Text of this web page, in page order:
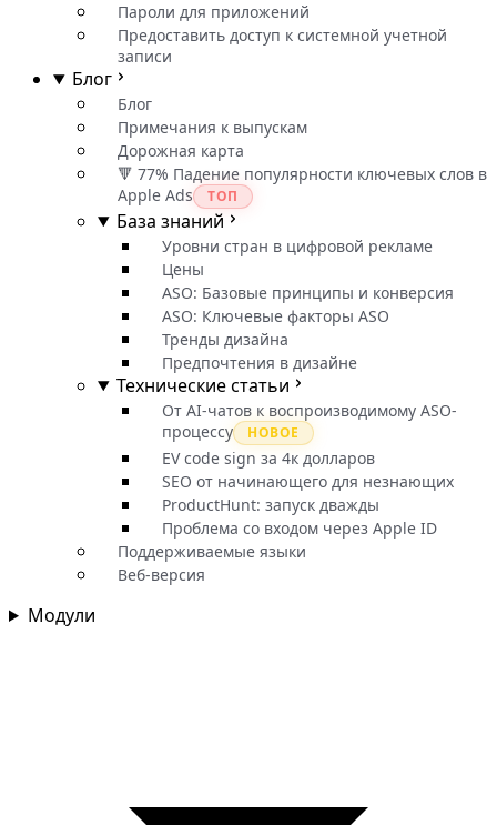
Пароли для приложений
Предоставить доступ к системной учетной
записи
Блог
Блог
Примечания к выпускам
Дорожная карта
🔻 77% Падение популярности ключевых слов в
Apple Ads
ТОП
База знаний
Уровни стран в цифровой рекламе
Цены
ASO: Базовые принципы и конверсия
ASO: Ключевые факторы ASO
Тренды дизайна
Предпочтения в дизайне
Технические статьи
От AI-чатов к воспроизводимому ASO-
процессу
НОВОЕ
EV code sign за 4к долларов
SEO от начинающего для незнающих
ProductHunt: запуск дважды
Проблема со входом через Apple ID
Поддерживаемые языки
Веб-версия
Модули